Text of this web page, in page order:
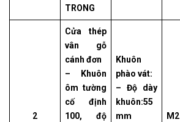
TRONG
2
Cửa thép
vân gỗ
cánh đơn
– Khuôn
ôm tường
cố định
100, độ
Khuôn
phào vát:
– Độ dày
khuôn:55
mm
M2